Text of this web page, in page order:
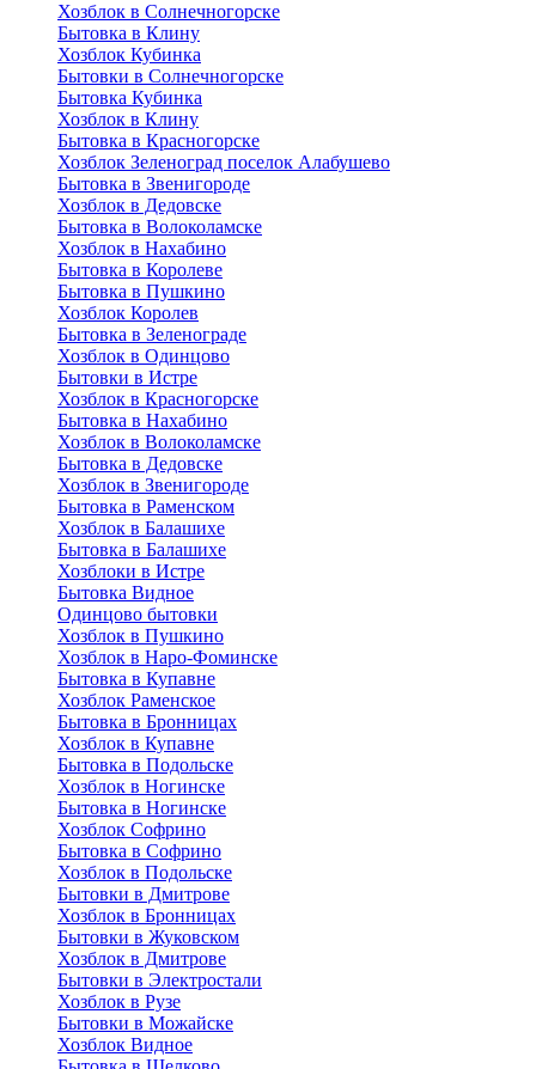
Хозблок в Солнечногорске
Бытовка в Клину
Хозблок Кубинка
Бытовки в Солнечногорске
Бытовка Кубинка
Хозблок в Клину
Бытовка в Красногорске
Хозблок Зеленоград поселок Алабушево
Бытовка в Звенигороде
Хозблок в Дедовске
Бытовка в Волоколамске
Хозблок в Нахабино
Бытовка в Королеве
Бытовкa в Пушкино
Хозблок Королев
Бытовка в Зеленограде
Хозблок в Одинцово
Бытовки в Истре
Хозблок в Красногорске
Бытовка в Нахабино
Хозблок в Волоколамске
Бытовкa в Дедовске
Хозблок в Звенигороде
Бытовка в Раменском
Хозблок в Балашихе
Бытовкa в Балашихе
Хозблоки в Истре
Бытовка Видное
Одинцово бытовки
Хозблок в Пушкино
Хозблок в Наро-Фоминске
Бытовка в Купавне
Хозблок Раменское
Бытовка в Бронницах
Хозблок в Купавне
Бытовка в Подольске
Хозблок в Ногинске
Бытовка в Ногинске
Хозблок Софрино
Бытовка в Софрино
Хозблок в Подольске
Бытовки в Дмитрове
Хозблок в Бронницах
Бытовки в Жуковском
Хозблок в Дмитрове
Бытовки в Электростали
Хозблок в Рузе
Бытовки в Можайске
Хозблок Видное